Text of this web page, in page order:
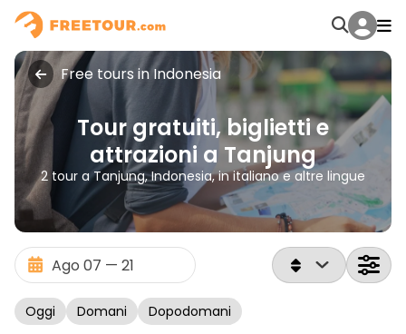
Free tours in Indonesia
Tour gratuiti, biglietti e
attrazioni a Tanjung
2 tour a Tanjung, Indonesia, in italiano e altre lingue
Oggi Domani Dopodomani